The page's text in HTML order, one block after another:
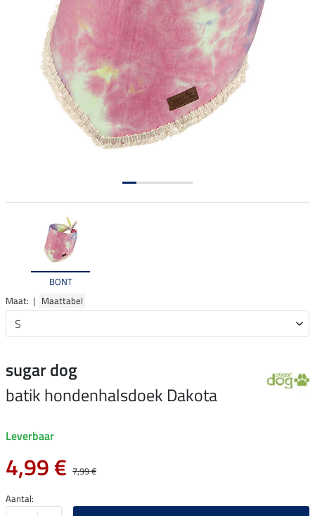
BONT
Maat: | Maattabel
sugar dog
batik hondenhalsdoek Dakota
Leverbaar
4,99 € 7,99 €
Aantal: